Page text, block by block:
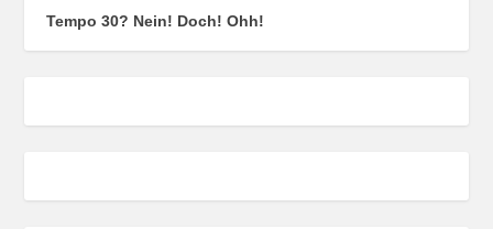
Tempo 30? Nein! Doch! Ohh!